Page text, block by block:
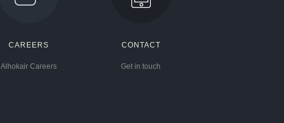
CAREERS
Alhokair Careers
CONTACT
Get in touch